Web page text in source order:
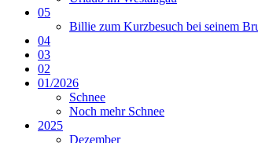
05
Billie zum Kurzbesuch bei seinem
04
03
02
01/2026
Schnee
Noch mehr Schnee
2025
Dezember